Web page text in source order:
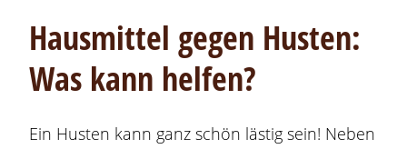
Hausmittel gegen Husten:
Was kann helfen?
Ein Husten kann ganz schön lästig sein! Neben